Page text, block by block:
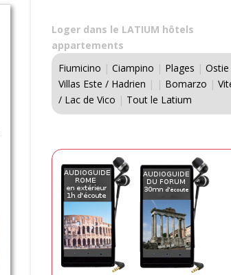
Loger dans le LATIUM hôtels
appartements
Fiumicino | Ciampino | Plages | Ostie
Villas Este / Hadrien | | Bomarzo |
/ Lac de Vico | Tout le Latium